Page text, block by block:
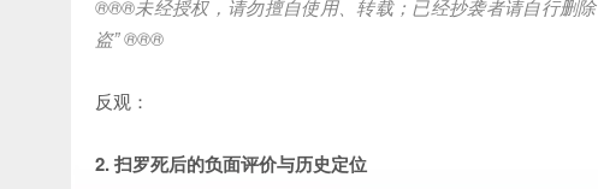
®®®未经授权，请勿擅自使用、转载；已经抄袭者请自行删
盗” ®®®
反观：
2. 扫罗死后的负面评价与历史定位